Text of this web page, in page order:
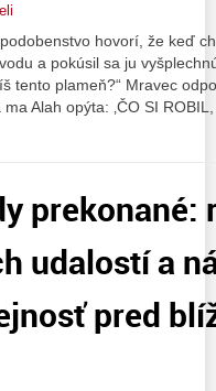
hovorí, že keď
a pokúsil sa ju
tento plameň?“ Mravec
Alah opýta: ‚ČO SI
prekonané:
udalostí a
pred